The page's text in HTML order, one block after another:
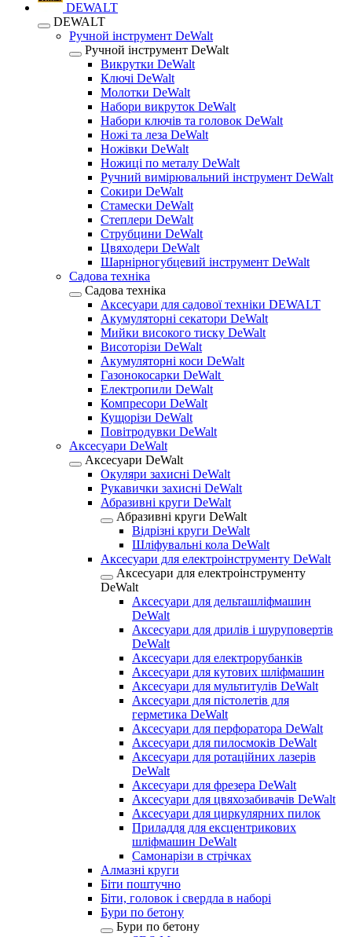
DEWALT
DEWALT
Ручной інструмент DeWalt
Ручной інструмент DeWalt
Викрутки DeWalt
Ключі DeWalt
Молотки DeWalt
Набори викруток DeWalt
Набори ключів та головок DeWalt
Ножі та леза DeWalt
Ножівки DeWalt
Ножиці по металу DeWalt
Ручний вимірювальний інструмент DeWalt
Сокири DeWalt
Стамески DeWalt
Степлери DeWalt
Струбцини DeWalt
Цвяходери DeWalt
Шарнірногубцевий інструмент DeWalt
Садова техніка
Садова техніка
Аксесуари для садової техніки DEWALT
Акумуляторні секатори DeWalt
Мийки високого тиску DeWalt
Висоторізи DeWalt
Акумуляторні коси DeWalt
Газонокосарки DeWalt
Електропили DeWalt
Компресори DeWalt
Кущорізи DeWalt
Повітродувки DeWalt
Аксесуари DeWalt
Аксесуари DeWalt
Окуляри захисні DeWalt
Рукавички захисні DeWalt
Абразивні круги DeWalt
Абразивні круги DeWalt
Відрізні круги DeWalt
Шліфувальні кола DeWalt
Аксесуари для електроінструменту DeWalt
Аксесуари для електроінструменту
DeWalt
Аксесуари для дельташліфмашин
DeWalt
Аксесуари для дрилів і шуруповертів
DeWalt
Аксесуари для електрорубанків
Аксесуари для кутових шліфмашин
Аксесуари для мультитулів DeWalt
Аксесуари для пістолетів для
герметика DeWalt
Аксесуари для перфоратора DeWalt
Аксесуари для пилосмоків DeWalt
Аксесуари для ротаційних лазерів
DeWalt
Аксесуари для фрезера DeWalt
Аксесуари для цвяхозабивачів DeWalt
Аксесуари для циркулярних пилок
Приладдя для ексцентрикових
шліфмашин DeWalt
Самонарізи в стрічках
Алмазні круги
Біти поштучно
Біти, головок і свердла в наборі
Бури по бетону
Бури по бетону